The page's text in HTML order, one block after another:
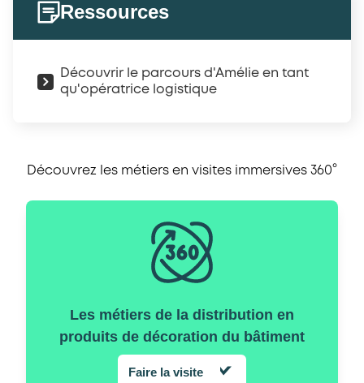
Ressources
Découvrir le parcours d'Amélie en tant
qu'opératrice logistique
Découvrez les métiers en visites immersives 360°
Les métiers de la distribution en
produits de décoration du bâtiment
Faire la visite